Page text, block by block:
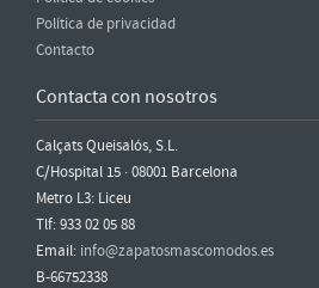
Política de privacidad
Contacto
Contacta con nosotros
Calçats Queisalós, S.L.
C/Hospital 15 · 08001 Barcelona
Metro L3: Liceu
Tlf: 933 02 05 88
Email: info@zapatosmascomodos.es
B-66752338